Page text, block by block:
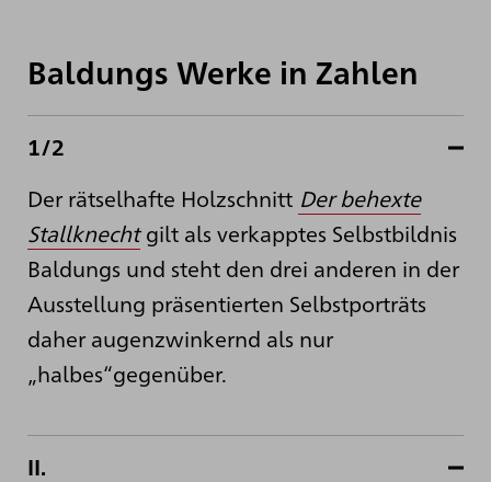
Baldungs Werke in Zahlen
1/2
Der rätselhafte Holzschnitt Der behexte
Stallknechtgilt als verkapptes Selbstbildnis
Baldungs und steht den drei anderen in der
Ausstellung präsentierten Selbstporträts
daher augenzwinkernd als nur
„halbes“gegenüber.
II.